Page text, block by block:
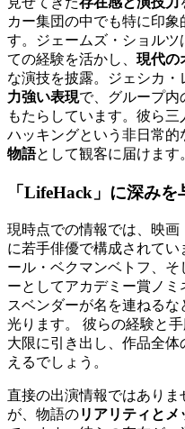
カー集団の中でも特に印
す。ジェームズ・ショル
ての経験を活かし、 現代の
な演技を披露。ジェシカ
力強い表現で、グループ内
もたらしています。彼ら三
ハッキングという非日常的
物語として観客に届けます
「LifeHack」に深み
現時点での情報では、映画
に若手俳優で構成されて
ール・ベクマンベトフ、
ーとしてアカデミー賞ノ
スベンダーが名を連ねるな
光ります。 彼らの経験と
大限に引き出し、作品全体
えるでしょう。
直接の出演情報ではあり
が、物語のリアリティとメ